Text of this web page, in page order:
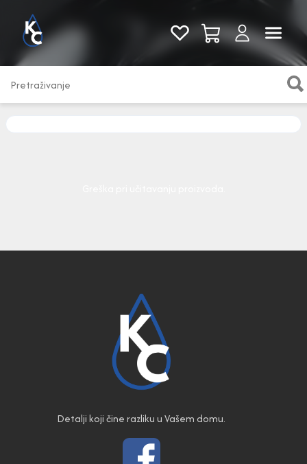
Pogledaj sve
Detalji koji čine razliku u Vašem domu.